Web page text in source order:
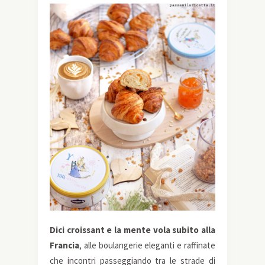
Dici croissant e la mente vola subito alla
Francia, alle boulangerie eleganti e raffinate
che incontri passeggiando tra le strade di